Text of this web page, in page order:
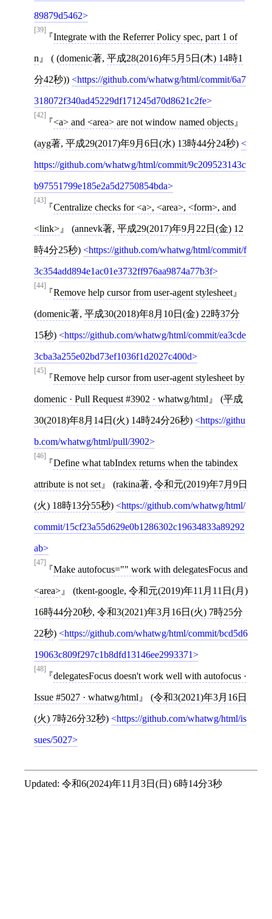
89879d5462
[39]
Integrate with the Referrer Policy spec, part 1 of
n ( (domenic著, 平成28(2016)年5月5日(木) 14時1
分42秒)) https://github.com/whatwg/html/commit/6a7
318072f340ad45229df171245d70d8621c2fe
[42]
<a> and <area> are not window named objects
(ayg著, 平成29(2017)年9月6日(水) 13時44分24秒)
https://github.com/whatwg/html/commit/9c209523143c
b97551799e185e2a5d2750854bda
[43]
Centralize checks for <a>, <area>, <form>, and
<link> (annevk著, 平成29(2017)年9月22日(金) 12
時4分25秒) https://github.com/whatwg/html/commit/f
3c354add894e1ac01e3732ff976aa9874a77b3f
[44]
Remove help cursor from user-agent stylesheet
(domenic著, 平成30(2018)年8月10日(金) 22時37分
15秒) https://github.com/whatwg/html/commit/ea3cde
3cba3a255e02bd73ef1036f1d2027c400d
[45]
Remove help cursor from user-agent stylesheet by
domenic · Pull Request #3902 · whatwg/html (平成
30(2018)年8月14日(火) 14時24分26秒) https://githu
b.com/whatwg/html/pull/3902
[46]
Define what tabIndex returns when the tabindex
attribute is not set (rakina著, 令和元(2019)年7月9日
(火) 18時13分55秒) https://github.com/whatwg/html/
commit/15cf23a55d629e0b1286302c19634833a89292
ab
[47]
Make autofocus="" work with delegatesFocus and
<area> (tkent-google, 令和元(2019)年11月11日(月)
16時44分20秒, 令和3(2021)年3月16日(火) 7時25分
22秒) https://github.com/whatwg/html/commit/bcd5d6
19063c809f297c1b8dfd13146ee2993371
[48]
delegatesFocus doesn't work well with autofocus ·
Issue #5027 · whatwg/html (令和3(2021)年3月16日
(火) 7時26分32秒) https://github.com/whatwg/html/is
sues/5027
Updated: 令和6(2024)年11月3日(日) 6時14分3秒